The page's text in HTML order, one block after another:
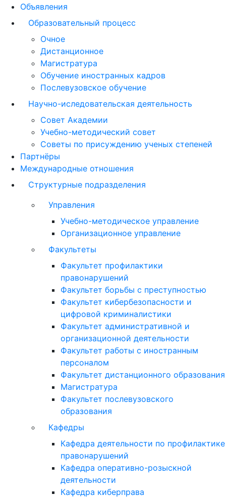
Объявления
Образовательный процесс
Очное
Дистанционное
Магистратура
Обучение иностранных кадров
Послевузовское обучение
Научно-иследовательская деятельность
Совет Академии
Учебно-методический совет
Советы по присуждению ученых степеней
Партнёры
Международные отношения
Структурные подразделения
Управления
Учебно-методическое управление
Организационное управление
Факультеты
Факультет профилактики
правонарушений
Факультет борьбы с преступностью
Факультет кибербезопасности и
цифровой криминалистики
Факультет административной и
организационной деятельности
Факультет работы с иностранным
персоналом
Факультет дистанционного образования
Магистратура
Факультет послевузовского
образования
Кафедры
Кафедра деятельности по профилактике
правонарушений
Кафедра оперативно-розыскной
деятельности
Кафедра киберправа